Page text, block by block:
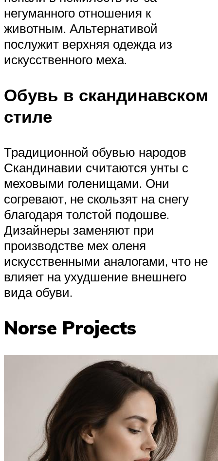
негуманного отношения к
животным. Альтернативой
послужит верхняя одежда из
искусственного меха.
Обувь в скандинавском
стиле
Традиционной обувью народов
Скандинавии считаются унты с
меховыми голенищами. Они
согревают, не скользят на снегу
благодаря толстой подошве.
Дизайнеры заменяют при
производстве мех оленя
искусственными аналогами, что не
влияет на ухудшение внешнего
вида обуви.
Norse Projects